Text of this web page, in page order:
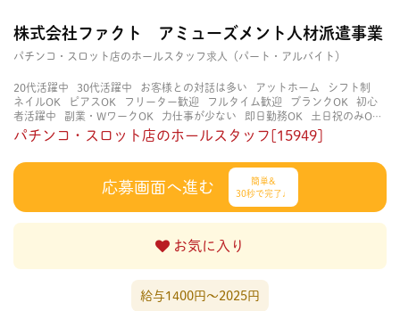
株式会社ファクト アミューズメント人材派遣事業
パチンコ・スロット店のホールスタッフ求人（パート・アルバイト）
20代活躍中 30代活躍中 お客様との対話は多い アットホーム
シフト制
ネイルOK
ピアスOK フリーター歓迎 フルタイム歓迎 ブランクOK
初心
者活躍中
副業・WワークOK 力仕事が少ない 即日勤務OK
土日祝のみOK
学歴不問
服装自由 未経験・初心者OK 決められた時間できっちり
経験不要
立ち仕事 経験者・有資格者歓迎 自分の都合に合わせやすい
自由
パチンコ・スロット店のホールスタッフ[15949]
応募画面へ進む
簡単&
30秒で完了♩
お気に入り
給与1400円〜2025円